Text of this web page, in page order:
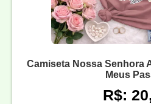
Camiseta Nossa Senhora
Meus
R$: